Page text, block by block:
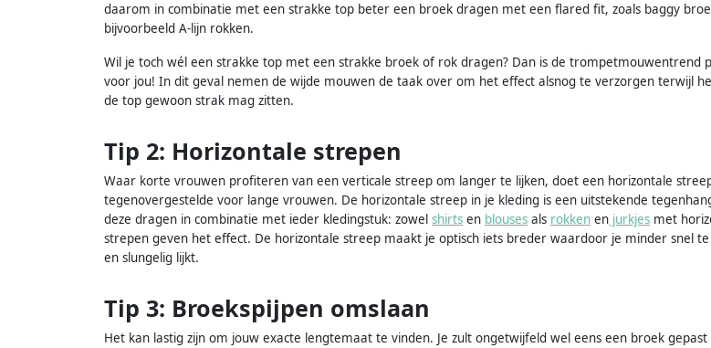
daarom in combinatie met een strakke top beter een broek dragen met een flared fit, zoals baggy
bijvoorbeeld A-lijn rokken.
Wil je toch wél een strakke top met een strakke broek of rok dragen? Dan is de trompetmouwentrend
voor jou! In dit geval nemen de wijde mouwen de taak over om het effect alsnog te verzorgen terwijl
de top gewoon strak mag zitten.
Tip 2: Horizontale strepen
Waar korte vrouwen profiteren van een verticale streep om langer te lijken, doet een horizontale
tegenovergestelde voor lange vrouwen. De horizontale streep in je kleding is een uitstekende
deze dragen in combinatie met ieder kledingstuk: zowel shirts en blouses als rokken en jurkjes met
strepen geven het effect. De horizontale streep maakt je optisch iets breder waardoor je minder snel
en slungelig lijkt.
Tip 3: Broekspijpen omslaan
Het kan lastig zijn om jouw exacte lengtemaat te vinden. Je zult ongetwijfeld wel eens een broek gepast